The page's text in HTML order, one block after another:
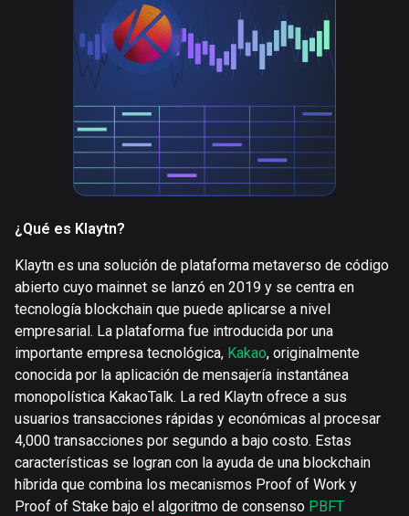
¿Qué es Klaytn?
Klaytn es una solución de plataforma metaverso de código
abierto cuyo mainnet se lanzó en 2019 y se centra en
tecnología blockchain que puede aplicarse a nivel
empresarial. La plataforma fue introducida por una
importante empresa tecnológica, Kakao, originalmente
conocida por la aplicación de mensajería instantánea
monopolística KakaoTalk. La red Klaytn ofrece a sus
usuarios transacciones rápidas y económicas al procesar
4,000 transacciones por segundo a bajo costo. Estas
características se logran con la ayuda de una blockchain
híbrida que combina los mecanismos Proof of Work y
Proof of Stake bajo el algoritmo de consenso PBFT